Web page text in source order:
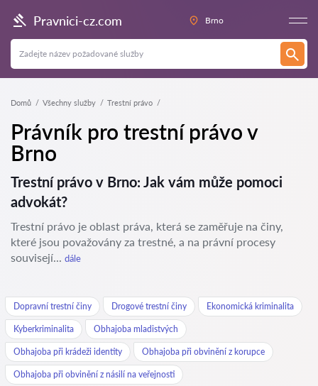
Pravnici-cz.com Brno
Domů Všechny služby Trestní právo
Právník pro trestní právo v
Brno
Trestní právo v Brno: Jak vám může pomoci
advokát?
Trestní právo je oblast práva, která se zaměřuje na činy,
které jsou považovány za trestné, a na právní procesy
souvisejí... dále
Dopravní trestní činy Drogové trestní činy Ekonomická kriminalita
Kyberkriminalita Obhajoba mladistvých
Obhajoba při krádeži identity Obhajoba při obvinění z korupce
Obhajoba při obvinění z násilí na veřejnosti